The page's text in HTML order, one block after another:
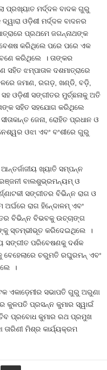
ପ୍ରଖ୍ୟାତ ମର୍ଦ୍ଦଳ ବାଦକ ଗୁରୁ
ଓଡ଼ିଶୀ ମର୍ଦ୍ଦଳ ବାଦନର
ପ୍ରଥମେ ଜଗନ୍ନାଥଙ୍କ
କରିଥିଲେ ପରେ ପରେ ଏକ
କରିଥିଲେ । ତାଙ୍କର
ଝମ୍ପାତାଳ ଦଶମାତ୍ରାରେ
ଜମାଣ, ରଗଡ଼, ଖଣ୍ଡି, ବଡ଼ି,
ଓଡ଼ିଶୀ ସଙ୍ଗୀତର ମୁର୍ଚ୍ଛନାକୁ ଅତି
ସହିତ ସହଯୋଗ କରିଥିଲେ
ଜେନା, ରୋହିତ ପ୍ରଧାନ ଓ
ଓଝା ଏବଂ ବଂଶୀରେ ଗୁରୁ
ଖ୍ୟାତି ସମ୍ପନ୍ନ
ରଞ୍ଜନୀ ବାଲଶୁଭ୍ରମନ୍ୟମ୍‌ ଓ
ସଙ୍ଗୀତର ବିଭିନ୍ନ ରାଗ ଓ
ରାଗ ହିନେ୍ଦାଳମ୍‌ ଏବଂ
ବିଭିନ୍ନ ବିଭବକୁ ଉଚ୍ଚାଙ୍ଗ
ସ୍ତମ୍ଭୀଭୂତ କରିଦେଇଥିଲେ ।
ସଙ୍ଗୀତ ପରିବେଷଣକୁ ଦର୍ଶକ
ଚରୁମତି ରଘୁରମନ୍‌ ଏବଂ
।
ଏକାଡ଼େମୀର ସଭାପତି ଗୁରୁ ଅରୁଣା
କୁଳପତି ପ୍ରସନ୍ନ କୁମାର ସ୍ୱାଇଁ
ପ୍ରବୋଧ କୁମାର ରଥ ପ୍ରମୁଖ
ମିଶ୍ର କାର୍ଯ୍ୟକ୍ରମ